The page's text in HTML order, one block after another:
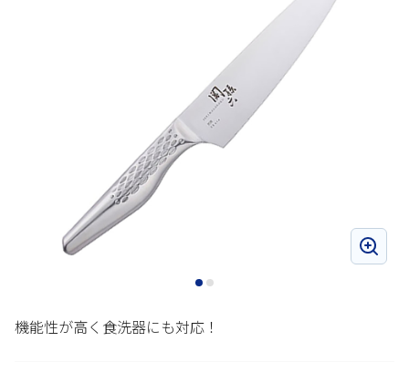
機能性が高く食洗器にも対応！